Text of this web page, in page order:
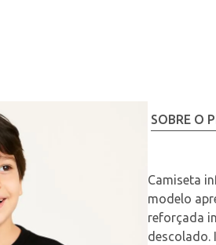
SOBRE O
Camiseta
modelo
reforçada
descolado.